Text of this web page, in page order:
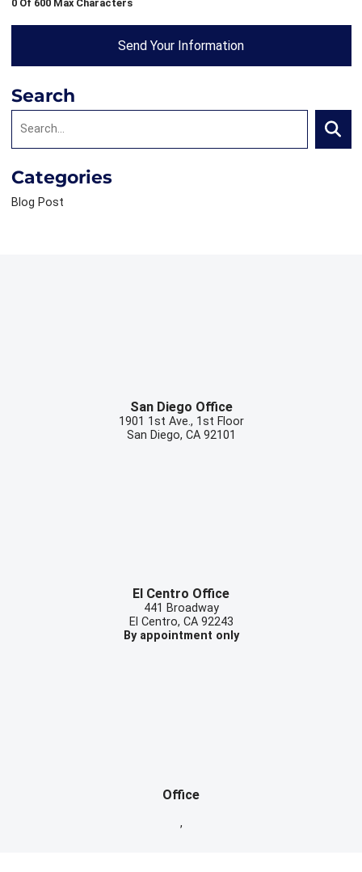
Search
Categories
Blog Post
0 Of 600 Max Characters
Send Your Information
San Diego Office
1901 1st Ave., 1st Floor
San Diego, CA 92101
El Centro Office
441 Broadway
El Centro, CA 92243
By appointment only
Office
,